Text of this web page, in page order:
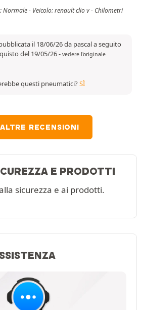
Normale - Veicolo: renault clio v - Chilometri
il 18/06/26 da pascal a seguito
del 19/05/26- vedere l'originale
questi pneumatici?SÌ
RECENSIONI
E PRODOTTI
sicurezza e ai prodotti.